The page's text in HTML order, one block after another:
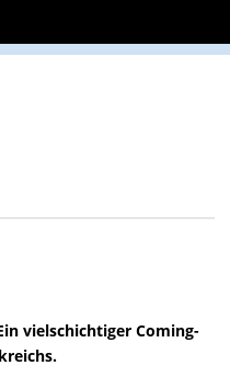
vielschichtiger Coming-